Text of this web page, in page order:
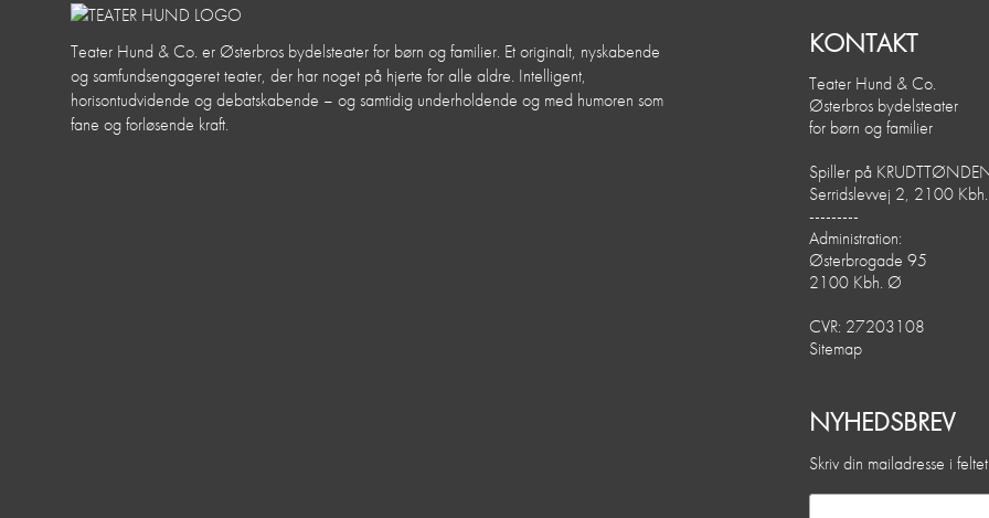
Teater Hund & Co. er Østerbros bydelsteater for børn og familier. Et originalt, nyskabende
og samfundsengageret teater, der har noget på hjerte for alle aldre. Intelligent,
horisontudvidende og debatskabende – og samtidig underholdende og med humoren som
fane og forløsende kraft.
KONTAKT
Teater Hund & Co.
Østerbros bydelsteater
for børn og familier
Spiller på
Serridslevvej 2, 2100
---------
Administration:
Østerbrogade 95
2100 Kbh. Ø
CVR: 27203108
Sitemap
NYHEDSBREV
Skriv din mailadresse i